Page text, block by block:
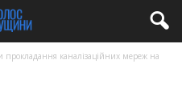
прокладання каналізаційних мереж на